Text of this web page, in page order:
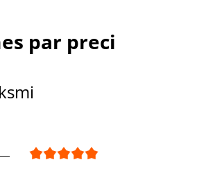
par preci